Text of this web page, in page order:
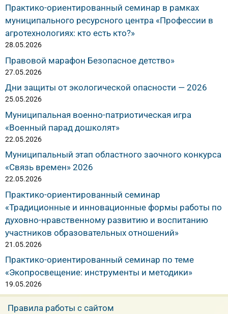
Практико-ориентированный семинар в рамках
муниципального ресурсного центра «Профессии в
агротехнологиях: кто есть кто?»
28.05.2026
Правовой марафон Безопасное детство»
27.05.2026
Дни защиты от экологической опасности — 2026
25.05.2026
Муниципальная военно-патриотическая игра
«Военный парад дошколят»
22.05.2026
Муниципальный этап областного заочного конкурса
«Связь времен» 2026
22.05.2026
Практико-ориентированный семинар
«Традиционные и инновационные формы работы по
духовно-нравственному развитию и воспитанию
участников образовательных отношений»
21.05.2026
Практико-ориентированный семинар по теме
«Экопросвещение: инструменты и методики»
19.05.2026
Правила работы с сайтом